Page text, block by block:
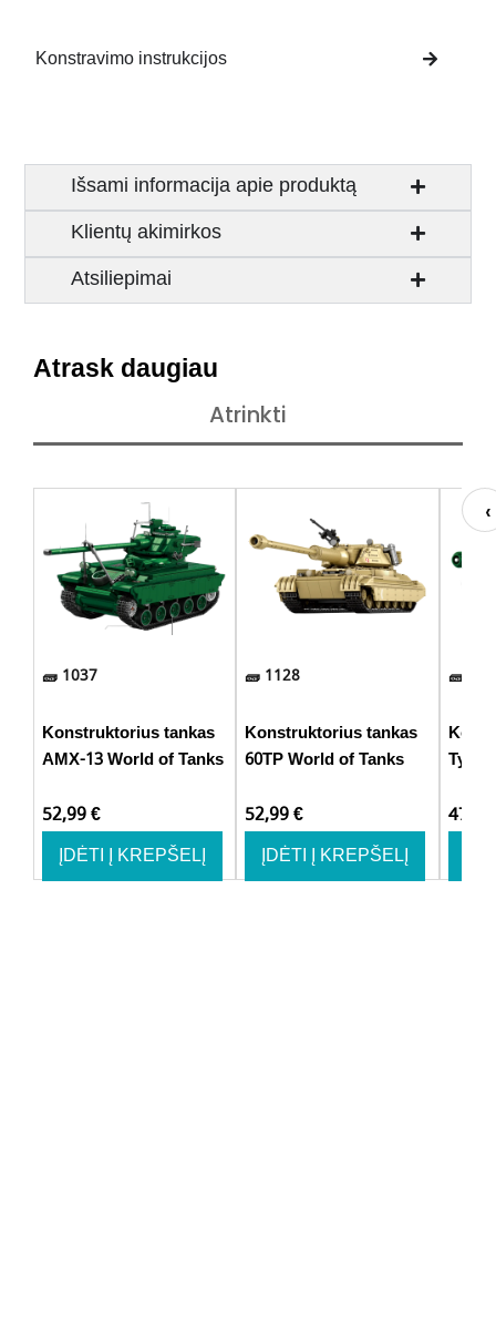
Konstravimo instrukcijos
Išsami informacija apie produktą
Klientų akimirkos
Atsiliepimai
Atrask daugiau
Atrinkti
1037
Konstruktorius tankas
AMX-13 World of Tanks
52,99€
ĮDĖTI Į KREPŠELĮ
1128
Konstruktorius tankas
60TP World of Tanks
52,99€
ĮDĖTI Į KREPŠELĮ
Type
47,99